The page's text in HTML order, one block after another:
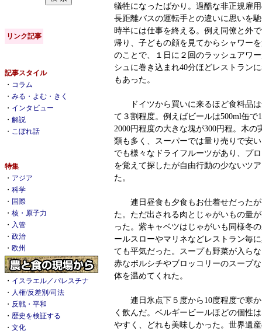
リンク記事
記事スタイル
・ コラム
・ みる・よむ・きく
・ インタビュー
・ 解説
・ こぼれ話
特集
・ アジア
・ 科学
・ 国際
・ 核・原子力
・ 入管
・ 政治
・ 欧州
・ イスラエル／パレスチナ
・ 人権/反差別/司法
・ 反戦・平和
・ 歴史を検証する
・ 文化
犠牲になったばかり。過酷な非正規雇
長距離バスの運転手との違いに思いを
時半には仕事を終える。例え同僚と外
帰り、子どもの顔を見てからシャワー
のことで、１日に２回のラッシュアワ
シュに巻き込まれ40分ほどレストラン
もあった。
ドイツから買いに来るほど食料品は
て３割程度。例えばビールは500ml缶で
2000円程度の大きな塊が300円程。木
類も多く、スーパーでは量り売りで安
でも様々なドライフルーツがあり、プ
を覚えて探したが自由行動の少ないツ
た。
連日昼食も夕食もお仕着せだったが
た。ただ出される肉とじゃがいもの量
った。紫キャベツはじゃがいも同様冬
ールスローやマリネなどレストラン毎
ても平気だった。スープも野菜が入ら
赤なボルシチやブロッコリーのスープ
体を温めてくれた。
連日氷点下５度から10度程度で寒か
く飲んだ。ベルギービールほどの個性
やすく、どれも美味しかった。世界遺